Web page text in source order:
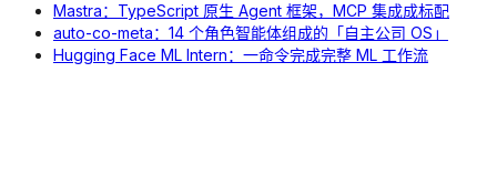
Mastra：TypeScript 原生 Agent 框架，MCP 集成成标配
auto-co-meta：14 个角色智能体组成的「自主公司 OS」
Hugging Face ML Intern：一命令完成完整 ML 工作流